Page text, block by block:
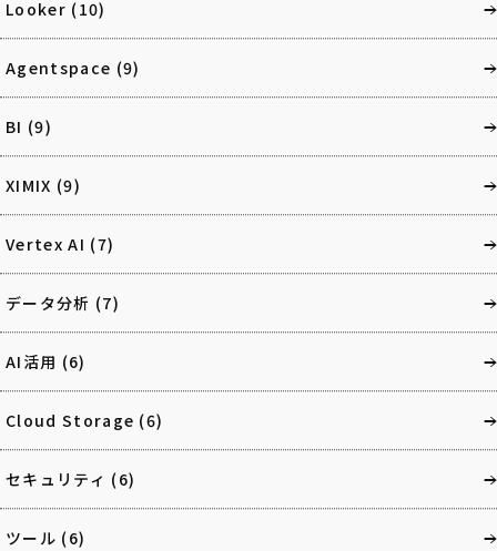
Looker (10)
Agentspace (9)
BI (9)
XIMIX (9)
Vertex AI (7)
データ分析 (7)
AI活用 (6)
Cloud Storage (6)
セキュリティ (6)
ツール (6)